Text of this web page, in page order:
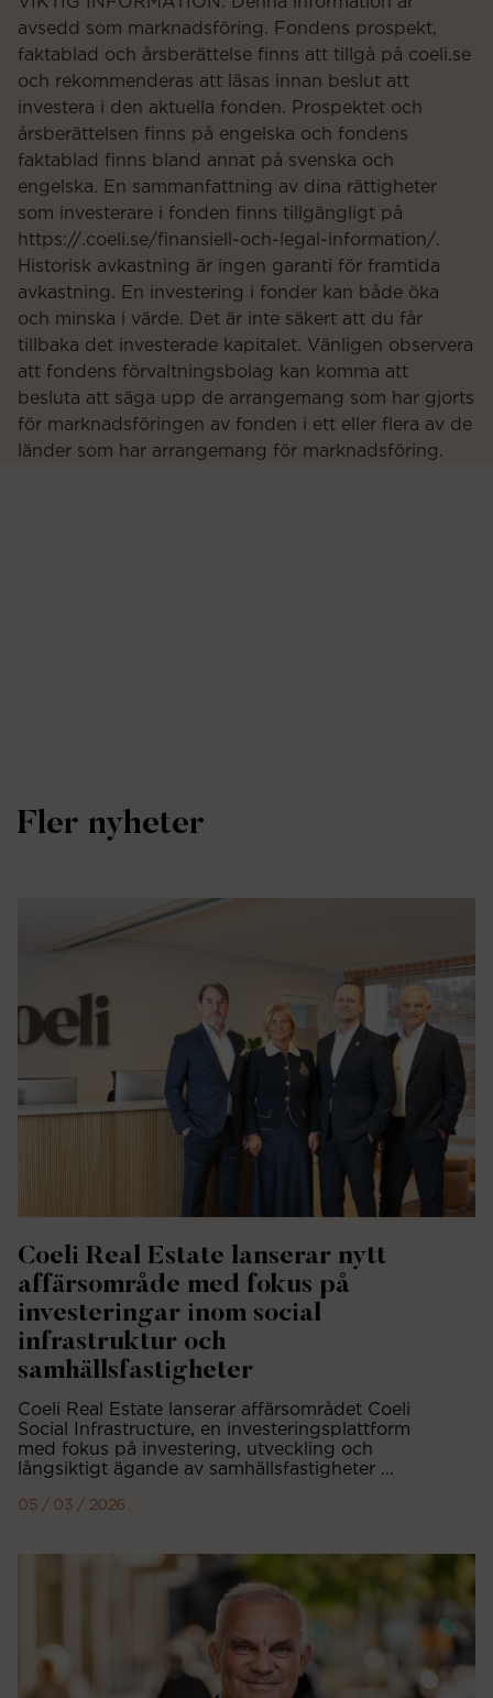
avsedd som marknadsföring. Fondens prospekt,
faktablad och årsberättelse finns att tillgå på coeli.se
och rekommenderas att läsas innan beslut att
investera i den aktuella fonden. Prospektet och
årsberättelsen finns på engelska och fondens
faktablad finns bland annat på svenska och
engelska. En sammanfattning av dina rättigheter
som investerare i fonden finns tillgängligt på
https://.coeli.se/finansiell-och-legal-information/.
Historisk avkastning är ingen garanti för framtida
avkastning. En investering i fonder kan både öka
och minska i värde. Det är inte säkert att du får
tillbaka det investerade kapitalet. Vänligen observera
att fondens förvaltningsbolag kan komma att
besluta att säga upp de arrangemang som har gjorts
för marknadsföringen av fonden i ett eller flera av de
länder som har arrangemang för marknadsföring.
Fler nyheter
Coeli Real Estate lanserar nytt
affärsområde med fokus på
investeringar inom social
infrastruktur och
samhällsfastigheter
Coeli Real Estate lanserar affärsområdet Coeli
Social Infrastructure, en investeringsplattform
med fokus på investering, utveckling och
långsiktigt ägande av samhällsfastigheter ...
05 / 03 / 2026